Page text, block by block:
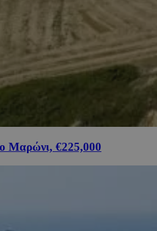
Μαρώνι, €225,000